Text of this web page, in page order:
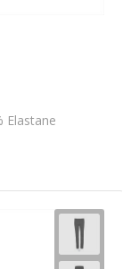
Elastane